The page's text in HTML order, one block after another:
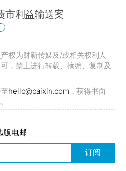
市利益输送案
权为财新传媒及/或相关权利人
，禁止进行转载、摘编、复制及
hello@caixin.com ，获得书面
版电邮
订阅